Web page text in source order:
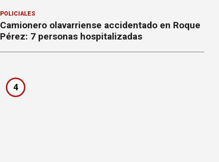
POLICIALES
Camionero olavarriense accidentado en Roque
Pérez: 7 personas hospitalizadas
4